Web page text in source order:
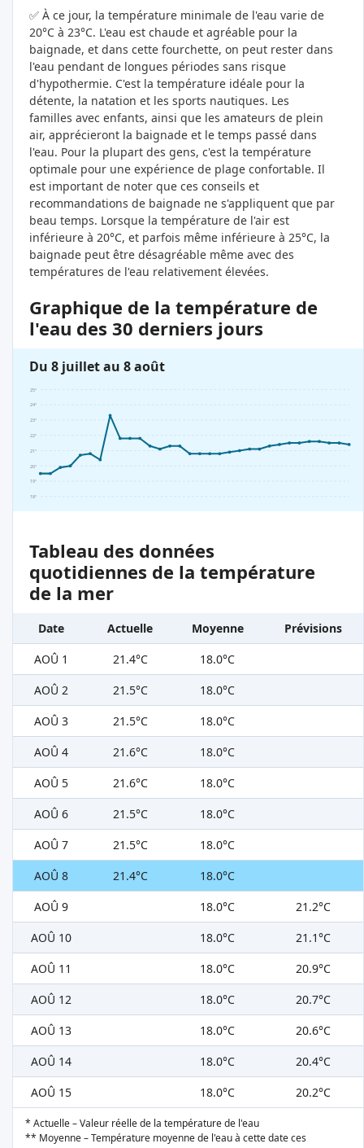
✅ À ce jour, la température minimale de l'eau varie de
20°C à 23°C. L'eau est chaude et agréable pour la
baignade, et dans cette fourchette, on peut rester dans
l'eau pendant de longues périodes sans risque
d'hypothermie. C'est la température idéale pour la
détente, la natation et les sports nautiques. Les
familles avec enfants, ainsi que les amateurs de plein
air, apprécieront la baignade et le temps passé dans
l'eau. Pour la plupart des gens, c'est la température
optimale pour une expérience de plage confortable. Il
est important de noter que ces conseils et
recommandations de baignade ne s'appliquent que par
beau temps. Lorsque la température de l'air est
inférieure à 20°C, et parfois même inférieure à 25°C, la
baignade peut être désagréable même avec des
températures de l'eau relativement élevées.
Graphique de la température de
l'eau des 30 derniers jours
Du 8 juillet au 8 août
18°
19°
20°
21°
22°
23°
24°
25°
Tableau des données
quotidiennes de la température
de la mer
Date Actuelle Moyenne
Prévisions
AOÛ 1
21.4°C
18.0°C
AOÛ 2
21.5°C
18.0°C
AOÛ 3
21.5°C
18.0°C
AOÛ 4
21.6°C
18.0°C
AOÛ 5
21.6°C
18.0°C
AOÛ 6
21.5°C
18.0°C
AOÛ 7
21.5°C
18.0°C
AOÛ 8
21.4°C
18.0°C
AOÛ 9
18.0°C
21.2°C
AOÛ 10
18.0°C
21.1°C
AOÛ 11
18.0°C
20.9°C
AOÛ 12
18.0°C
20.7°C
AOÛ 13
18.0°C
20.6°C
AOÛ 14
18.0°C
20.4°C
AOÛ 15
18.0°C 20.2°C
* Actuelle – Valeur réelle de la température de l'eau
** Moyenne – Température moyenne de l'eau à cette date ces